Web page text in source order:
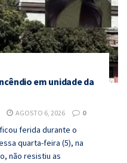
em unidade da
AGOSTO 6, 2026 0
ferida durante o
quarta-feira (5), na
não resistiu as